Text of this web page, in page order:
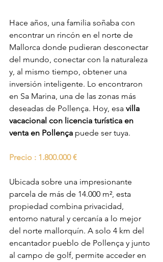
Hace años, una familia soñaba con
encontrar un rincón en el norte de
Mallorca donde pudieran desconectar
del mundo, conectar con la naturaleza
y, al mismo tiempo, obtener una
inversión inteligente. Lo encontraron
en Sa Marina, una de las zonas más
deseadas de Pollença. Hoy, esa villa
vacacional con licencia turística en
venta en Pollença puede ser tuya.
Precio : 1.800.000 €
Ubicada sobre una impresionante
parcela de más de 14.000 m², esta
propiedad combina privacidad,
entorno natural y cercanía a lo mejor
del norte mallorquín. A solo 4 km del
encantador pueblo de Pollença y junto
al campo de golf, permite acceder en